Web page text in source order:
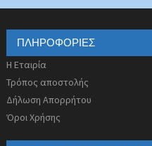
ΠΛΗΡΟΦΟΡΊΕΣ
Η Εταιρία
Τρόπος αποστολής
Δήλωση Απορρήτου
Όροι Χρήσης